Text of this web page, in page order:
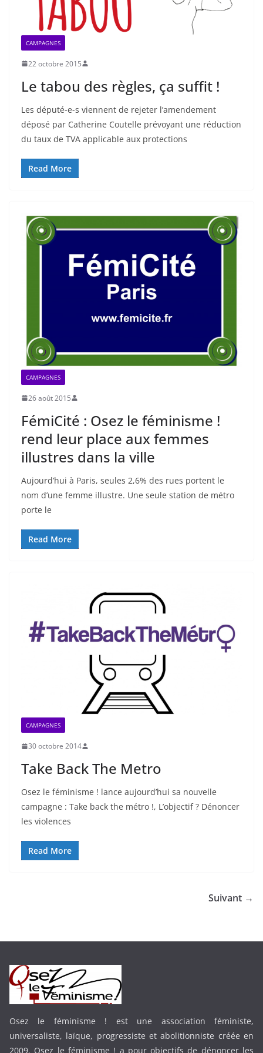
CAMPAGNES
22 octobre 2015
Le tabou des règles, ça suffit !
Les député-e-s viennent de rejeter l’amendement
déposé par Catherine Coutelle prévoyant une réduction
du taux de TVA applicable aux protections
Read More
CAMPAGNES
26 août 2015
FémiCité : Osez le féminisme !
rend leur place aux femmes
illustres dans la ville
Aujourd’hui à Paris, seules 2,6% des rues portent le
nom d’une femme illustre. Une seule station de métro
porte le
Read More
CAMPAGNES
30 octobre 2014
Take Back The Metro
Osez le féminisme ! lance aujourd’hui sa nouvelle
campagne : Take back the métro !, L’objectif ? Dénoncer
les violences
Read More
Suivant →
Osez le féminisme ! est une association féministe,
universaliste, laïque, progressiste et abolitionniste créée en
2009. Osez le féminisme ! a pour objectifs de dénoncer les